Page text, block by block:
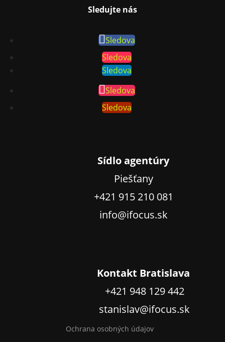
Sledujte nás
Sledova
Sledova
Sledova
Sledova
Sledova
Sídlo agentúry
Piešťany
+421 915 210 081
info@ifocus.sk
Kontakt Bratislava
+421 948 129 442
stanislav@ifocus.sk
Ochrana osobných údajov